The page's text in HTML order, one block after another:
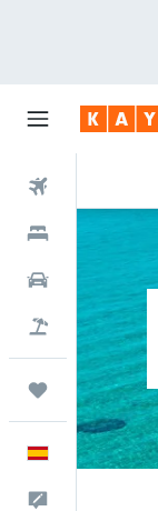
Viajes
Trips
Español